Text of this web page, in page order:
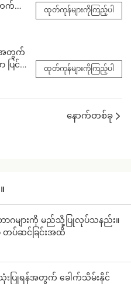
က်
ထုတ်ကုန်များကိုကြည့်ပါ
အတွက်
ပြင်ပ
ထုတ်ကုန်များကိုကြည့်ပါ
နောက်တစ်ခု
ာဂများကို မည်သို့ပြုလုပ်သနည်း။
ပ်ဆင်ခြင်းအထိ
သုံးပြုရန်အတွက် ခေါက်သိမ်းနိုင်